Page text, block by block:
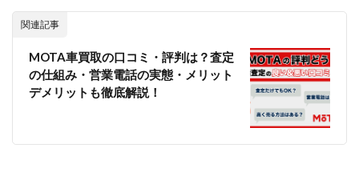
🛡️ 4.
プラ
シー
重視
なら
「オ
関連記事
MOTA車買取の口コミ・評判は？査定
の仕組み・営業電話の実態・メリット
デメリットも徹底解説！